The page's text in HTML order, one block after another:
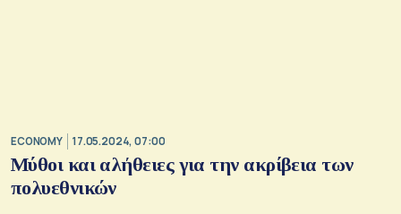
ECONOMY 17.05.2024, 07:00
Μύθοι και αλήθειες για την ακρίβεια των
πολυεθνικών